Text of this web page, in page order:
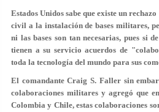
Estados Unidos sabe que existe un
civil a la instalación de bases militares,
ni las bases son tan necesarias, pues si
tienen a su servicio acuerdos de
toda la tecnología del mundo para sus
El comandante Craig S. Faller sin
colaboraciones militares y agregó que
Colombia y Chile, estas colaboraciones